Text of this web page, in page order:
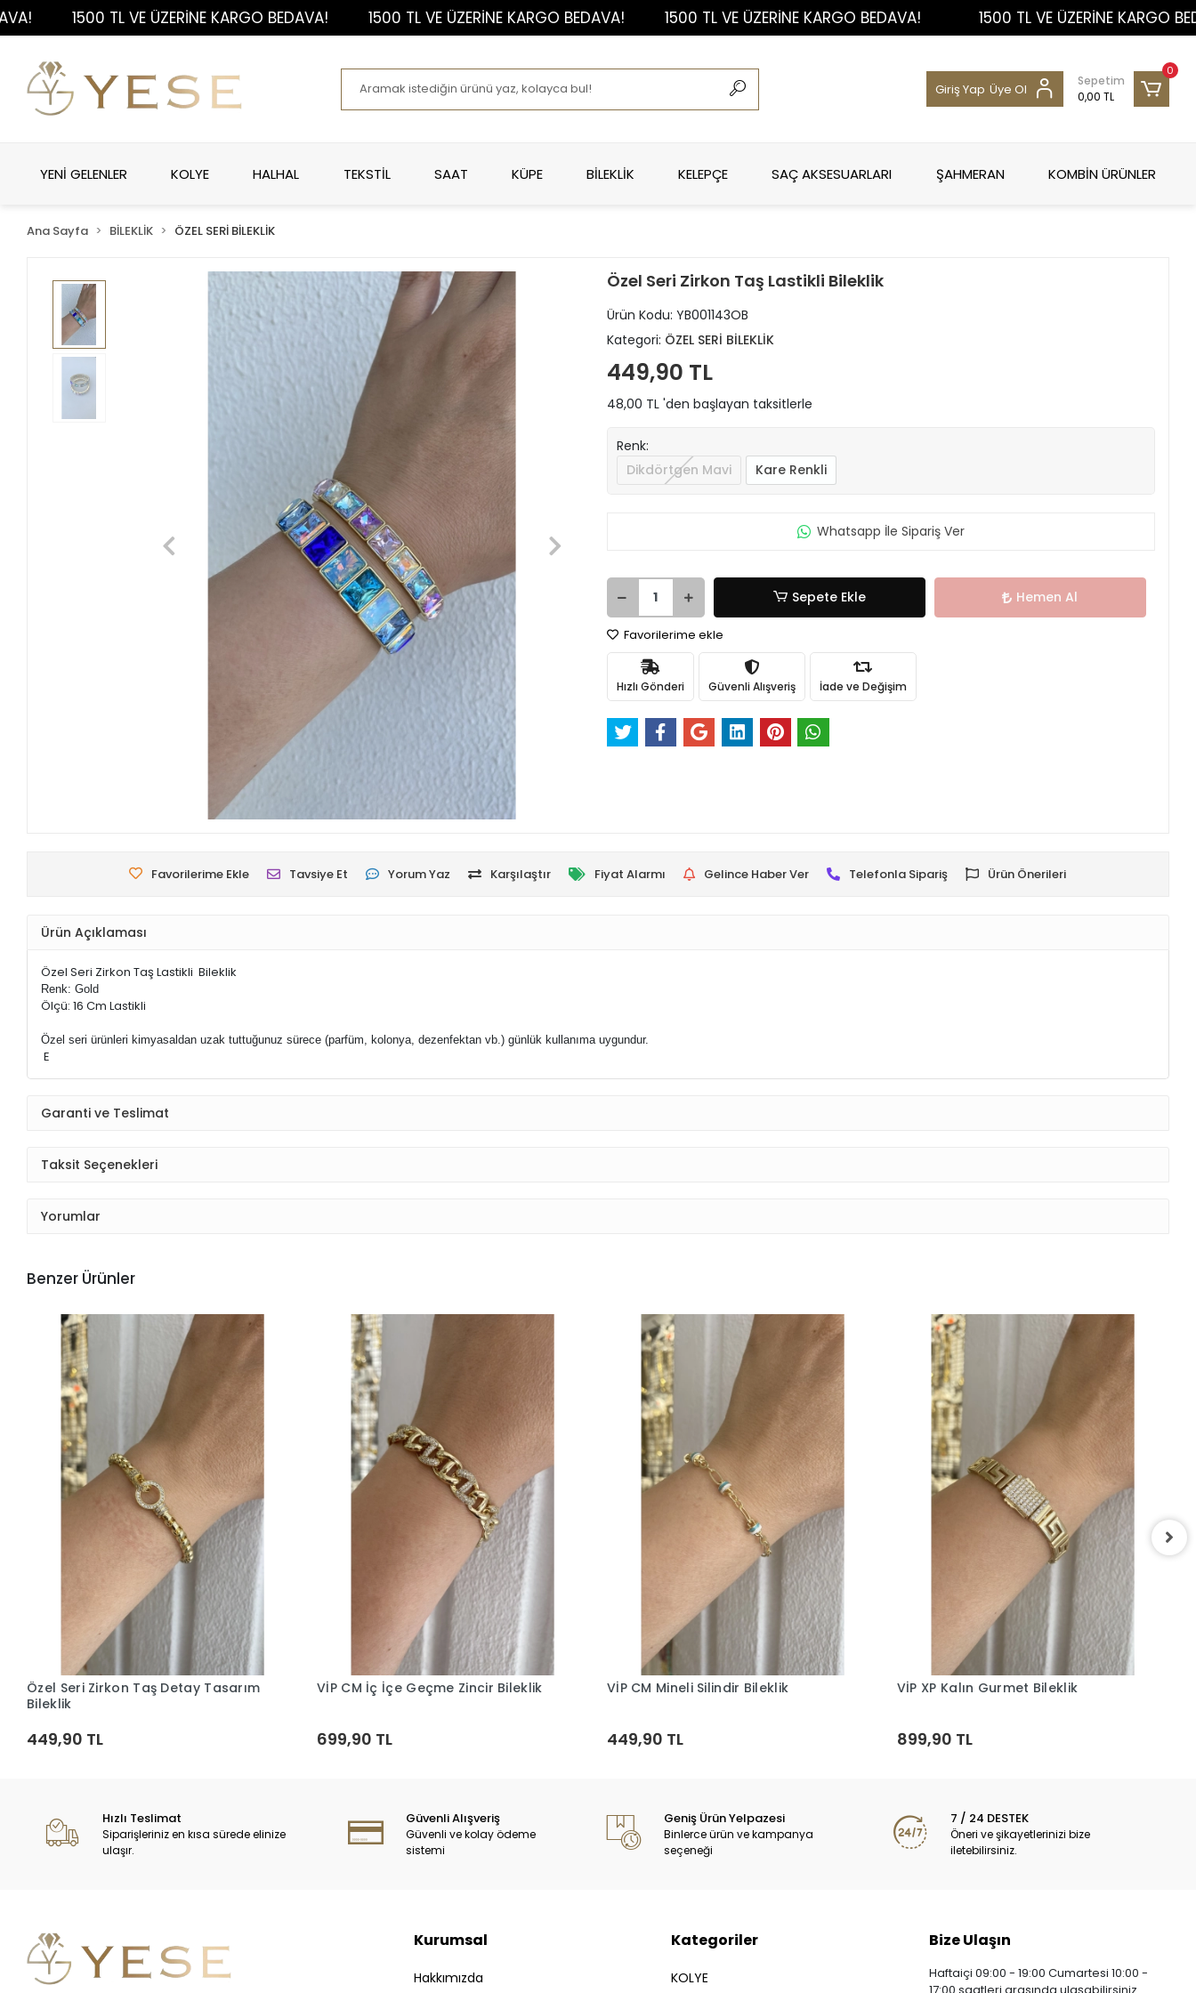
1500 TL VE ÜZERİNE KARGO BEDAVA! 1500 TL VE ÜZERİNE KARGO BEDAVA! 1500 TL VE ÜZERİNE KARGO BEDAVA! 1500 TL VE ÜZERİNE KARGO BEDAVA!
Giriş Yap Üye Ol
0
Sepetim
0,00 TL
YENİ GELENLER KOLYE HALHAL TEKSTİL SAAT KÜPE BİLEKLİK KELEPÇE SAÇ AKSESUARLARI ŞAHMERAN KOMBİN ÜRÜNLER
Ana Sayfa BİLEKLİK ÖZEL SERİ BİLEKLİK
Özel Seri Zirkon Taş Lastikli Bileklik
Ürün Kodu: YB001143OB
Kategori: ÖZEL SERİ BİLEKLİK
449,90 TL
48,00 TL 'den başlayan taksitlerle
Renk:
Dikdörtgen Mavi
Kare Renkli
Whatsapp İle Sipariş Ver
Sepete Ekle Hemen Al
Favorilerime ekle
Hızlı Gönderi Güvenli Alışveriş İade ve Değişim
Favorilerime Ekle Tavsiye Et Yorum Yaz Karşılaştır Fiyat Alarmı Gelince Haber Ver Telefonla Sipariş Ürün Önerileri
Ürün Açıklaması
Özel Seri Zirkon Taş Lastikli Bileklik
Renk: Gold
Ölçü: 16 Cm Lastikli
Özel seri ürünleri kimyasaldan uzak tuttuğunuz sürece (parfüm, kolonya, dezenfektan vb.) günlük kullanıma uygundur.
E
Garanti ve Teslimat
Taksit Seçenekleri
Yorumlar
Benzer Ürünler
Sepete Ekle
Özel Seri Zirkon Taş Detay Tasarım
Bileklik
449,90 TL
Sepete Ekle
VİP CM İç İçe Geçme Zincir Bileklik
699,90 TL
Sepete Ekle
VİP CM Mineli Silindir Bileklik
449,90 TL
Sepete Ekle
VİP XP Kalın Gurmet Bileklik
899,90 TL
Hızlı Teslimat
Siparişleriniz en kısa sürede elinize
ulaşır.
Güvenli Alışveriş
Güvenli ve kolay ödeme
sistemi
Geniş Ürün Yelpazesi
Binlerce ürün ve kampanya
seçeneği
7 / 24 DESTEK
Öneri ve şikayetlerinizi bize
iletebilirsiniz.
Kurumsal
Hakkımızda
Kategoriler
KOLYE
Bize Ulaşın
Haftaiçi 09:00 - 19:00 Cumartesi 10:00 -